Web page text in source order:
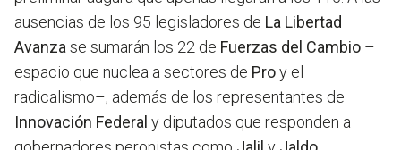
ausencias de los 95 legisladores de La Libertad
Avanza se sumarán los 22 de Fuerzas del Cambio –
espacio que nuclea a sectores de Proy el
radicalismo–, además de los representantes de
Innovación Federal y diputados que responden a